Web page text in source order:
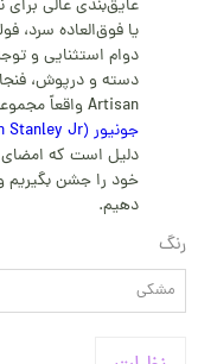
عایق‌بندی عالی
دوام استثنایی و
دسته و درپوش،
Artisan واقعاً مجموعه ای است که پدر بنیانگذار ما -
جونیور (William Stanley Jr.)
دلیل است که امضای
خود را جشن بگیریم
دهیم.
رنگ
مشکی